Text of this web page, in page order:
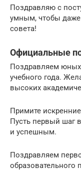
Поздравляю с
умным, чтобы даже
совета!
Официальные
Поздравляем юных
учебного года.
высоких
Примите
Пусть первый шаг
и успешным.
Поздравляем
образовательного